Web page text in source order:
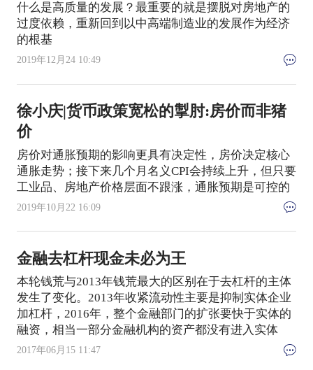
什么是高质量的发展？最重要的就是摆脱对房地产的
过度依赖，重新回到以中高端制造业的发展作为经济
的根基
2019年12月24 10:49
徐小庆|货币政策宽松的掣肘:房价而非猪
价
房价对通胀预期的影响更具有决定性，房价决定核心
通胀走势；接下来几个月名义CPI会持续上升，但只要
工业品、房地产价格层面不跟涨，通胀预期是可控的
2019年10月22 16:09
金融去杠杆现金未必为王
本轮钱荒与2013年钱荒最大的区别在于去杠杆的主体
发生了变化。2013年收紧流动性主要是抑制实体企业
加杠杆，2016年，整个金融部门的扩张要快于实体的
融资，相当一部分金融机构的资产都没有进入实体
2017年06月15 11:47